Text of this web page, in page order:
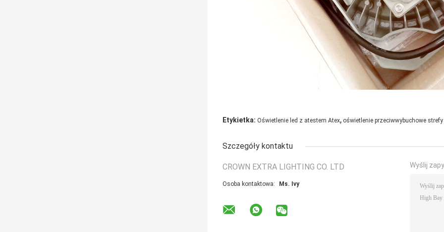
Etykietka: Oświetlenie led z atestem Atex, oświetlenie przeciwwybuchowe strefy
Szczegóły kontaktu
CROWN EXTRA LIGHTING CO. LTD
Osoba kontaktowa: Ms. Ivy
Wyślij